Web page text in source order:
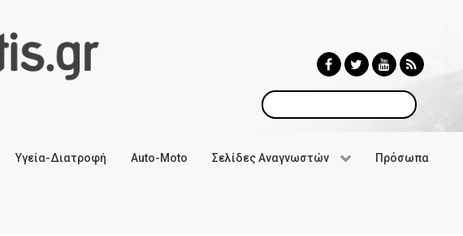
Αναζήτηση
Υγεία-Διατροφή Auto-Moto Σελίδες Αναγνωστών Πρόσωπα